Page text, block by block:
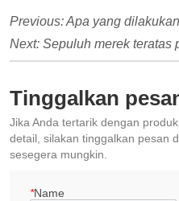
Previous:Apa yang
Next:Sepuluh merek teratas
Tinggalkan
Jika Anda tertarik dengan
detail, silakan tinggalkan pesan
sesegera mungkin.
*Name